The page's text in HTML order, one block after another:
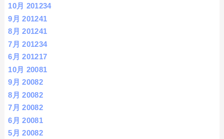
10月 201234
9月 201241
8月 201241
7月 201234
6月 201217
10月 20081
9月 20082
8月 20082
7月 20082
6月 20081
5月 20082